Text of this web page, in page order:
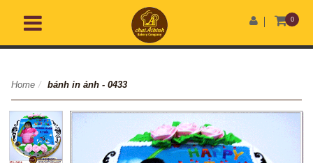
0
Home / bánh in ảnh - 0433